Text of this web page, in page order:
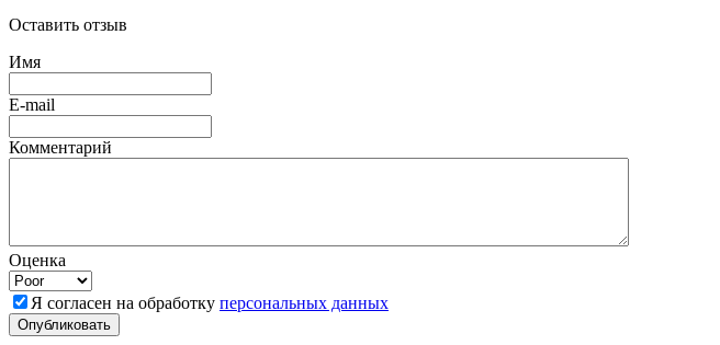
Оставить отзыв
Имя
E-mail
Комментарий
Оценка
Я согласен на обработку персональных данных